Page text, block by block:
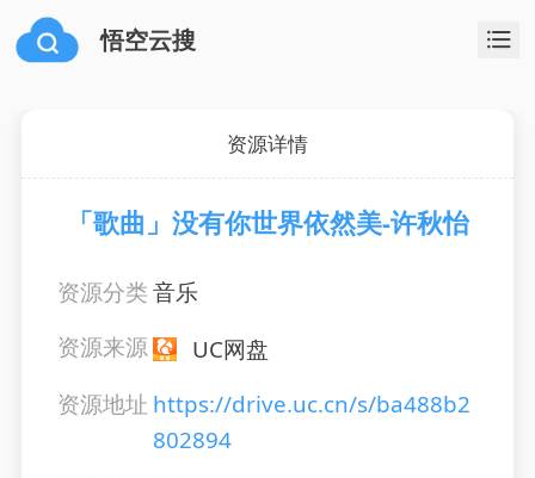
悟空云搜
资源详情
「歌曲」没有你世界依然美-许秋怡
资源分类音乐
资源来源
UC网盘
资源地址 https://drive.uc.cn/s/ba488b2
802894